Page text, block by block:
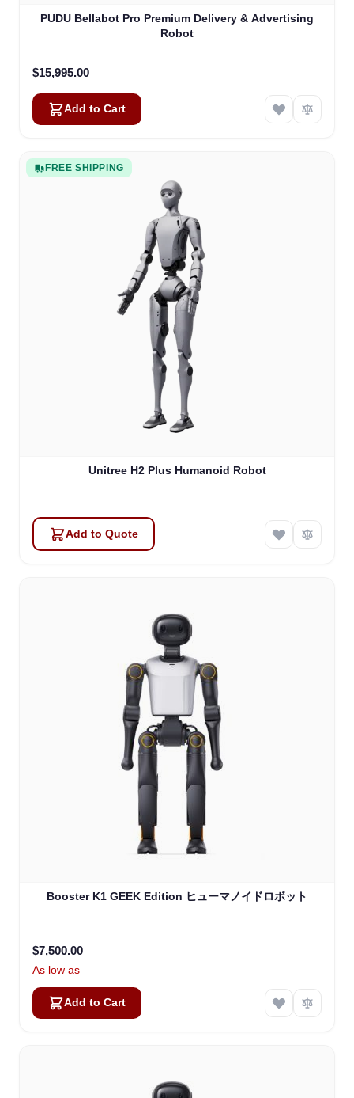
PUDU Bellabot Pro Premium Delivery & Advertising
Robot
$15,995.00
Add to Cart
FREE SHIPPING
Unitree H2 Plus Humanoid Robot
Add to Quote
Booster K1 GEEK Edition ヒューマノイドロボット
$7,500.00
As low as
Add to Cart